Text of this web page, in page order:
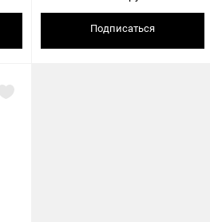
Подписаться